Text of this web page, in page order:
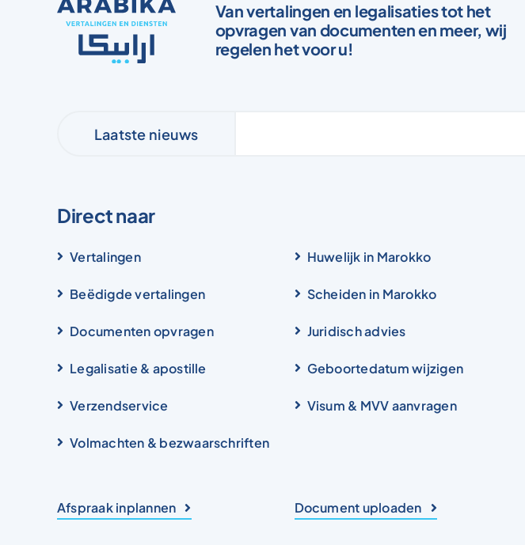
Van vertalingen en legalisaties tot het
opvragen van documenten en meer, wij
regelen het voor u!
Laatste nieuws
Direct naar
Vertalingen
Beëdigde vertalingen
Documenten opvragen
Legalisatie & apostille
Verzendservice
Volmachten & bezwaarschriften
Huwelijk in Marokko
Scheiden in Marokko
Juridisch advies
Geboortedatum wijzigen
Visum & MVV aanvragen
Afspraak inplannen Document uploaden